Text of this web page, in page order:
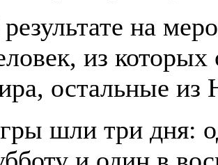
на
из
остальные
шли три дня: